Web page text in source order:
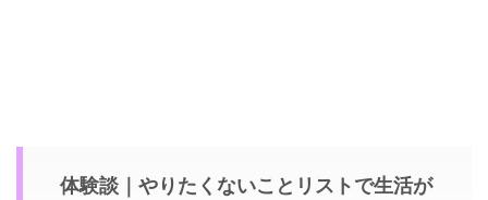
体験談｜やりたくないことリストで生活が